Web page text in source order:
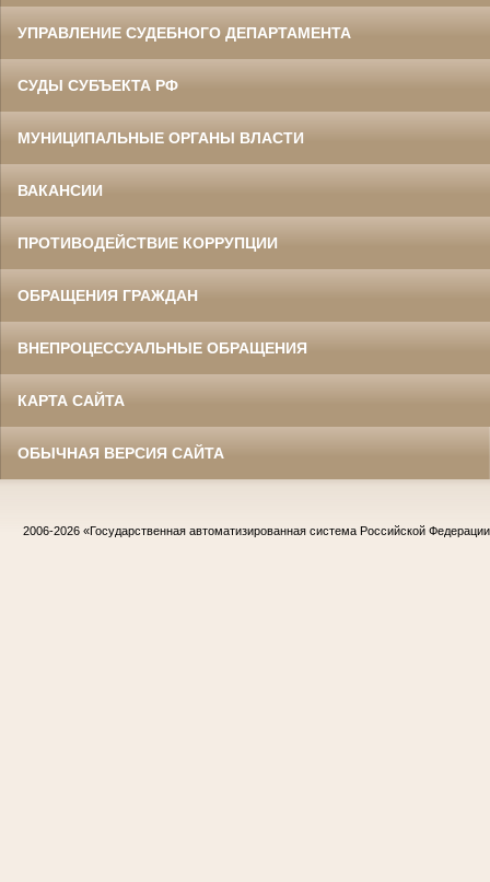
УПРАВЛЕНИЕ СУДЕБНОГО ДЕПАРТАМЕНТА
СУДЫ СУБЪЕКТА РФ
МУНИЦИПАЛЬНЫЕ ОРГАНЫ ВЛАСТИ
ВАКАНСИИ
ПРОТИВОДЕЙСТВИЕ КОРРУПЦИИ
ОБРАЩЕНИЯ ГРАЖДАН
ВНЕПРОЦЕССУАЛЬНЫЕ ОБРАЩЕНИЯ
КАРТА САЙТА
ОБЫЧНАЯ ВЕРСИЯ САЙТА
2006-2026 «Государственная автоматизированная система Российской